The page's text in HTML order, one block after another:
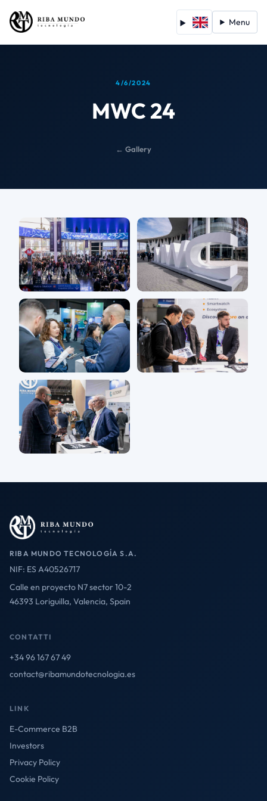
Menu
4/6/2024
MWC 24
← Gallery
RIBA MUNDO TECNOLOGÍA S.A.
NIF: ES A40526717
Calle en proyecto N7 sector 10-2
46393 Loriguilla, Valencia, Spain
CONTATTI
+34 96 167 67 49
contact@ribamundotecnologia.es
LINK
E-Commerce B2B
Investors
Privacy Policy
Cookie Policy